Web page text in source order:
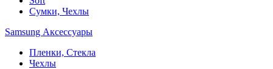
Сумки, Чехлы
Samsung Аксессуары
Пленки, Стекла
Чехлы